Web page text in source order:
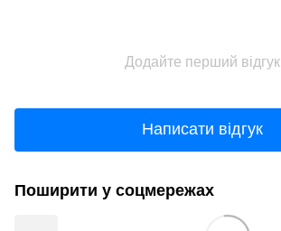
Додайте перший відгук
Написати відгук
Поширити у соцмережах